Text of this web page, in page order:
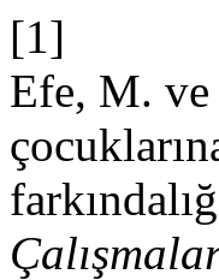
[1]
Efe, M. ve